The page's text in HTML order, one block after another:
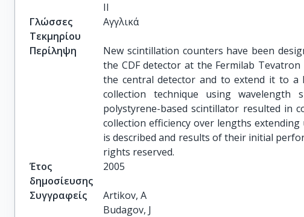
II
Γλώσσες
Τεκμηρίου
Αγγλικά
Περίληψη
New scintillation counters have been
the CDF detector at the Fermilab
the central detector and to extend it to a
collection technique using
polystyrene-based scintillator resulted in
collection efficiency over lengths
is described and results of their initial
rights reserved.
Έτος
δημοσίευσης
2005
Συγγραφείς
Artikov, A
Budagov, J